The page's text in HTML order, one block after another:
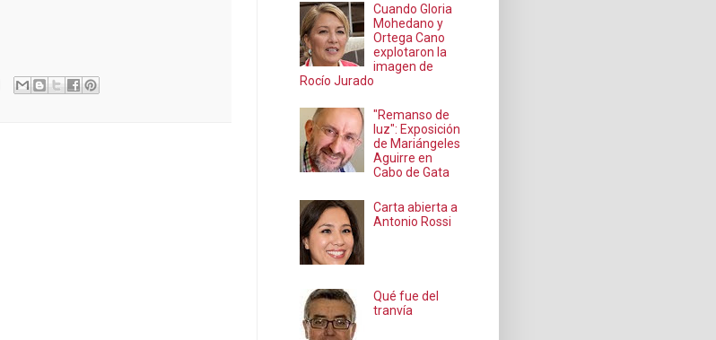
Cuando Gloria
Mohedano y
Ortega Cano
explotaron la
imagen de
Rocío Jurado
"Remanso de
luz": Exposición
de Mariángeles
Aguirre en
Cabo de Gata
Carta abierta a
Antonio Rossi
Qué fue del
tranvía